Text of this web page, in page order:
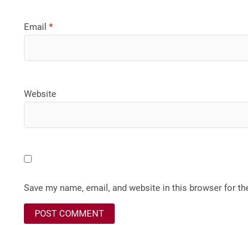
Email*
Website
Save my name, email, and website in this browser for